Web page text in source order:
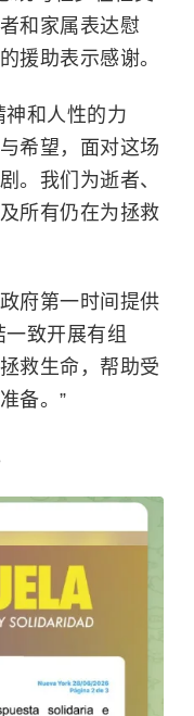
和家属表达慰
援助表示感谢。
神和人性的力
希望，面对这场
。我们为逝者、
所有仍在为拯救
府第一时间提供
致开展有组
救生命，帮助受
备。”